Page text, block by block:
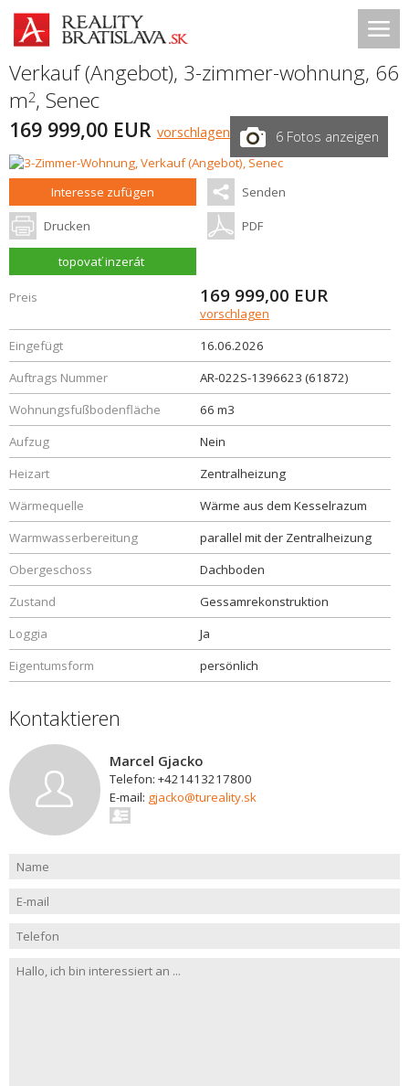
Verkauf (Angebot), 3-zimmer-wohnung, 66
m2, Senec
169 999,00 EUR vorschlagen 6 Fotos anzeigen
Interesse zufügen Senden
Drucken PDF
topovať inzerát
Preis 169 999,00 EUR
vorschlagen
Eingefügt
16.06.2026
Auftrags Nummer
AR-022S-1396623 (61872)
Wohnungsfußbodenfläche
66 m3
Aufzug
Nein
Heizart
Zentralheizung
Wärmequelle
Wärme aus dem Kesselrazum
Warmwasserbereitung
parallel mit der Zentralheizung
Obergeschoss
Dachboden
Zustand
Gessamrekonstruktion
Loggia
Ja
Eigentumsform
persönlich
Kontaktieren
Marcel Gjacko
Telefon: +421413217800
E-mail: gjacko@tureality.sk